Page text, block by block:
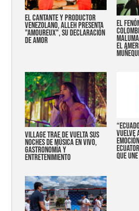
EL CANTANTE Y PRODUCTOR
VENEZOLANO, ALLEH PRESENTA
"AMOUREUX", SU DECLARACIÓN
DE AMOR
EL
EL
Village trae de vuelta sus
noches de música en vivo,
gastronomía y
entretenimiento
vuelve
que